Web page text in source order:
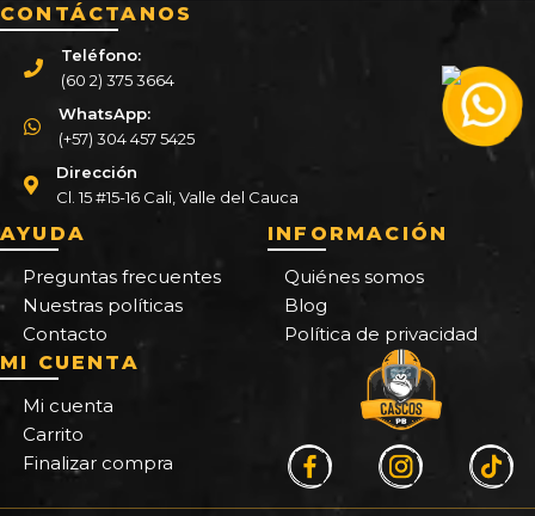
CONTÁCTANOS
Teléfono:
(60 2) 375 3664
WhatsApp:
(+57) 304 457 5425
Dirección
Cl. 15 #15-16 Cali, Valle del Cauca
AYUDA
Preguntas frecuentes
Nuestras políticas
Contacto
INFORMACIÓN
Quiénes somos
Blog
Política de privacidad
MI CUENTA
Mi cuenta
Carrito
Finalizar compra